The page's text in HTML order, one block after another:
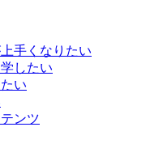
手くなりたい
したい
い
ンツ